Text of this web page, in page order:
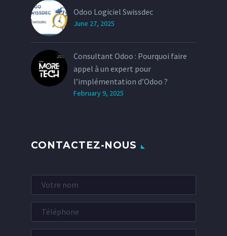
Odoo Logiciel Swissdec
June 27, 2025
Consultant Odoo : Pourquoi faire
appel à un expert pour
l’implémentation d’Odoo ?
February 9, 2025
CONTACTEZ-NOUS